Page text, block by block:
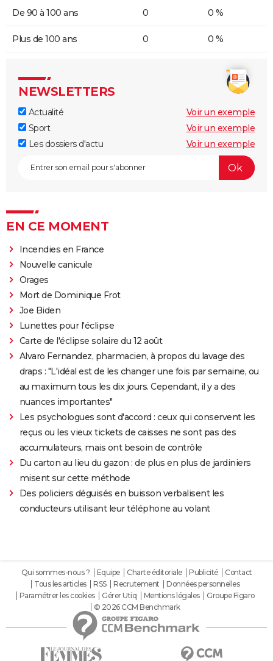
De 90 à 100 ans 0 0 %
Plus de 100 ans 0 0 %
NEWSLETTERS
Actualité
Voir un exemple
Sport
Voir un exemple
Les dossiers d'actu
Voir un exemple
EN CE MOMENT
Incendies en France
Nouvelle canicule
Orages
Mort de Dominique Frot
Joe Biden
Lunettes pour l'éclipse
Carte de l'éclipse solaire du 12 août
Alvaro Fernandez, pharmacien, à propos du lavage des
draps : "L'idéal est de les changer une fois par semaine, ou
au maximum tous les dix jours. Cependant, il y a des
nuances importantes"
Les psychologues sont d'accord : ceux qui conservent les
reçus ou les vieux tickets de caisses ne sont pas des
accumulateurs, mais ont besoin de contrôle
Du carton au lieu du gazon : de plus en plus de jardiniers
misent sur cette méthode
Des policiers déguisés en buisson verbalisent les
conducteurs utilisant leur téléphone au volant
Qui sommes-nous ? Equipe Charte éditoriale Publicité
Contact
Tous les articles
RSS Recrutement
Données personnelles
Paramétrer les cookies
Gérer Utiq Mentions légales
Groupe Figaro
© 2026 CCM Benchmark